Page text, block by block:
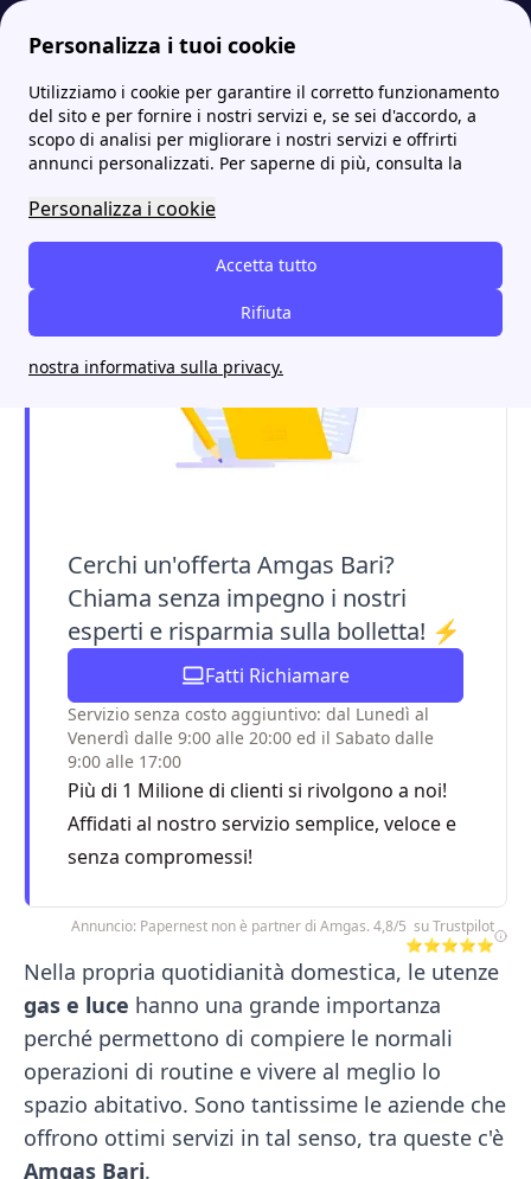
Personalizza i tuoi cookie
Utilizziamo i cookie per garantire il corretto funzionamento
del sito e per fornire i nostri servizi e, se sei d'accordo, a
scopo di analisi per migliorare i nostri servizi e offrirti
annunci personalizzati. Per saperne di più, consulta la
Personalizza i cookie
Accetta tutto
Rifiuta
nostra informativa sulla privacy.
Energia-Luce.it MoreGas Amgas Bari: Offerte, Recensioni, Orari e Contatti
Amgas Bari: Offerte,
Recensioni, Orari e
Contatti
Cerchi un'offerta Amgas Bari?
Chiama senza impegno i nostri
esperti e risparmia sulla bolletta! ⚡️
Fatti Richiamare
Servizio senza costo aggiuntivo: dal Lunedì al
Venerdì dalle 9:00 alle 20:00 ed il Sabato dalle
9:00 alle 17:00
Più di 1 Milione di clienti si rivolgono a noi!
Affidati al nostro servizio semplice, veloce e
senza compromessi!
Annuncio: Papernest non è partner di Amgas. 4,8/5 su Trustpilot
⭐⭐⭐⭐⭐
Nella propria quotidianità domestica, le utenze
gas e luce hanno una grande importanza
perché permettono di compiere le normali
operazioni di routine e vivere al meglio lo
spazio abitativo. Sono tantissime le aziende che
offrono ottimi servizi in tal senso, tra queste c'è
Amgas Bari.